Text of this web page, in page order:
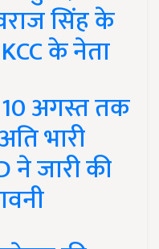
सिंह के
के नेता
अगस्त तक
भारी
ने जारी की